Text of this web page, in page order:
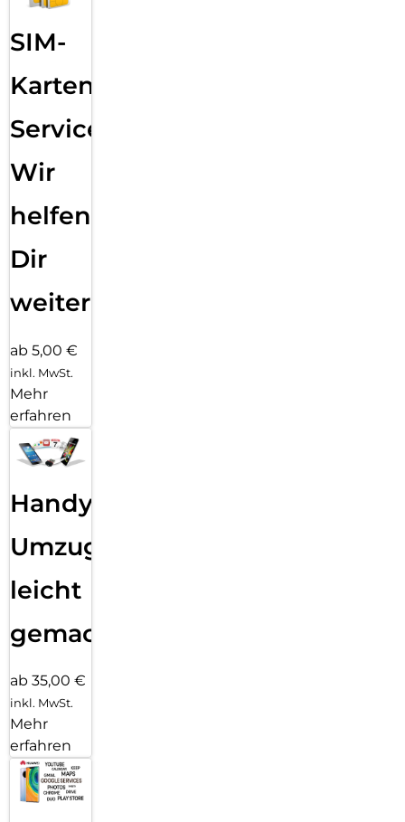
SIM-
Karten
Service:
Wir
helfen
Dir
weiter
ab 5,00 €
inkl. MwSt.
Mehr
erfahren
Handy
Umzug
leicht
gemacht!
ab 35,00 €
inkl. MwSt.
Mehr
erfahren